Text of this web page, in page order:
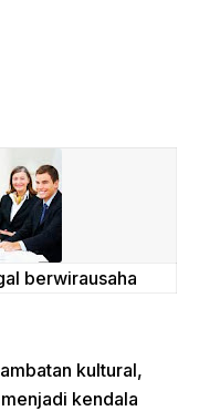
berwirausaha
kultural,
kendala